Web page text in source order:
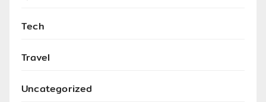
Tech
Travel
Uncategorized